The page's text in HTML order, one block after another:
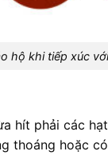
hộ khi tiếp xúc
hít phải các
thoáng hoặc